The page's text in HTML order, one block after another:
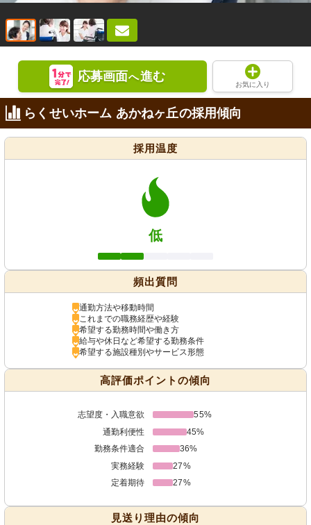
応募画面へ進む
お気に入り
らくせいホーム あかねヶ丘の採用傾向
採用温度
低
頻出質問
通勤方法や移動時間
これまでの職務経歴や経験
希望する勤務時間や働き方
給与や休日など希望する勤務条件
希望する施設種別やサービス形態
高評価ポイントの傾向
志望度・入職意欲
55%
通勤利便性
45%
勤務条件適合
36%
実務経験
27%
定着期待
27%
見送り理由の傾向